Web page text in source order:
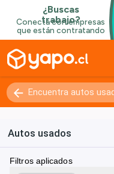
Autos usados
Filtros aplicados